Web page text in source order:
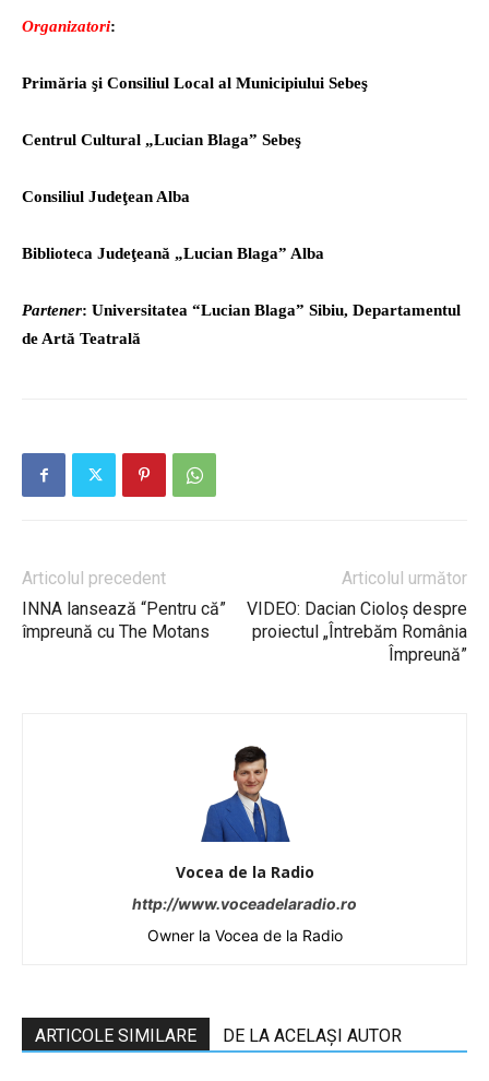
Organizatori:
Primăria şi Consiliul Local al Municipiului Sebeş
Centrul Cultural „Lucian Blaga” Sebeş
Consiliul Judeţean Alba
Biblioteca Judeţeană „Lucian Blaga” Alba
Partener: Universitatea “Lucian Blaga” Sibiu, Departamentul
de Artă Teatrală
Articolul precedent
INNA lansează “Pentru că”
împreună cu The Motans
Articolul următor
VIDEO: Dacian Cioloș despre
proiectul „Întrebăm România
Împreună”
Vocea de la Radio
http://www.voceadelaradio.ro
Owner la Vocea de la Radio
ARTICOLE SIMILARE DE LA ACELAȘI AUTOR